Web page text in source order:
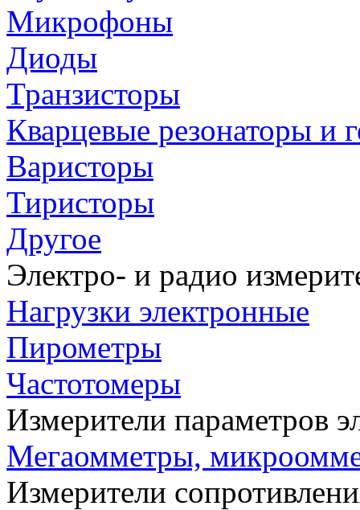
Микрофоны
Диоды
Транзисторы
Кварцевые резонаторы и
Варисторы
Тиристоры
Другое
Электро- и радио
Нагрузки электронные
Пирометры
Частотомеры
Измерители параметров
Мегаомметры,
Измерители